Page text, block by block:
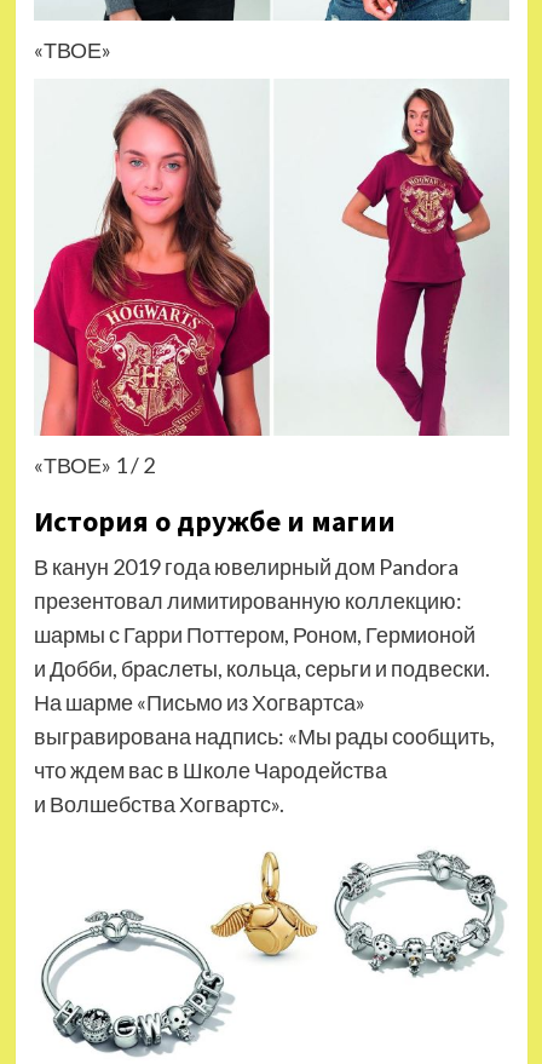
«ТВОЕ»
«ТВОЕ» 1 / 2
История о дружбе и магии
В канун 2019 года ювелирный дом Pandora
презентовал лимитированную коллекцию:
шармы с Гарри Поттером, Роном, Гермионой
и Добби, браслеты, кольца, серьги и подвески.
На шарме «Письмо из Хогвартса»
выгравирована надпись: «Мы рады сообщить,
что ждем вас в Школе Чародейства
и Волшебства Хогвартс».